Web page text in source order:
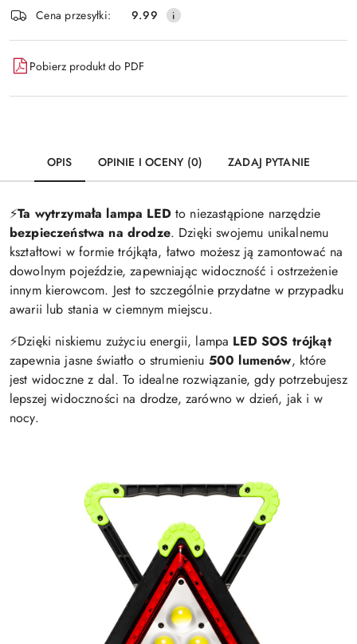
Cena przesyłki:
9.99
Pobierz produkt do PDF
OPIS OPINIE I OCENY (0) ZADAJ PYTANIE
⚡️Ta wytrzymała lampa LEDto niezastąpione narzędzie
bezpieczeństwa na drodze. Dzięki swojemu unikalnemu
kształtowi w formie trójkąta, łatwo możesz ją zamontować na
dowolnym pojeździe, zapewniając widoczność i ostrzeżenie
innym kierowcom. Jest to szczególnie przydatne w przypadku
awarii lub stania w ciemnym miejscu.
⚡️Dzięki niskiemu zużyciu energii, lampa LED SOS trójkąt
zapewnia jasne światło o strumieniu 500 lumenów, które
jest widoczne z dal. To idealne rozwiązanie, gdy potrzebujesz
lepszej widoczności na drodze, zarówno w dzień, jak i w
nocy.